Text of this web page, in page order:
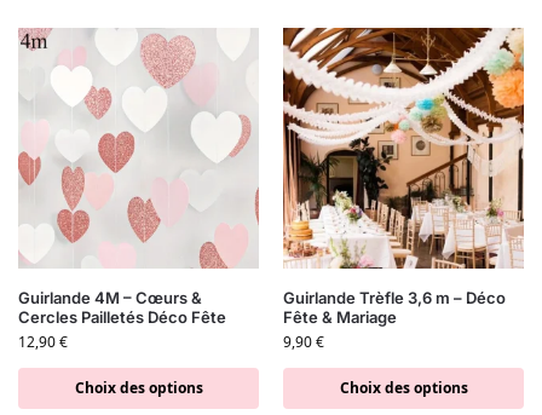
Guirlande 4M – Cœurs &
Cercles Pailletés Déco Fête
12,90€
Choix des options
Guirlande Trèfle 3,6 m – Déco
Fête & Mariage
9,90€
Choix des options